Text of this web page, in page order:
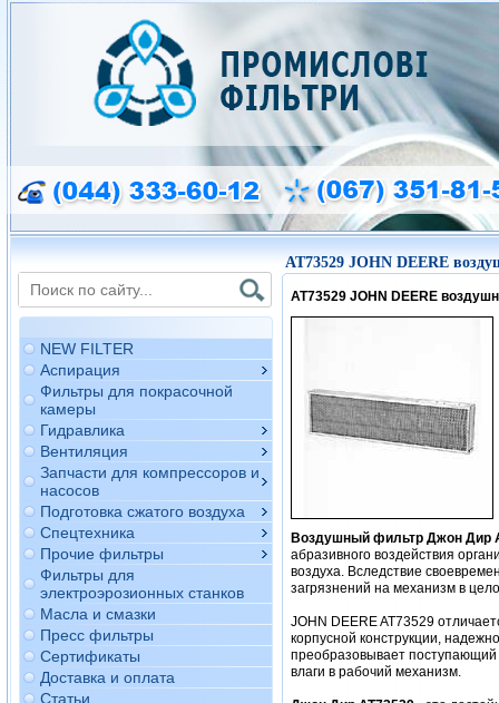
NEW FILTER
Аспирация
Фильтры для покрасочной
камеры
Гидравлика
Вентиляция
Запчасти для компрессоров и
насосов
Подготовка сжатого воздуха
Спецтехника
Прочие фильтры
Фильтры для
электроэрозионных станков
Масла и смазки
Пресс фильтры
Сертификаты
Доставка и оплата
Статьи
AT73529 JOHN DEERE
AT73529 JOHN DEERE
Воздушный фильтр Джон Дир
абразивного воздействия
воздуха. Вследствие
загрязнений на механизм в
JOHN DEERE AT73529
корпусной конструкции,
преобразовывает поступающий
влаги в рабочий механизм.